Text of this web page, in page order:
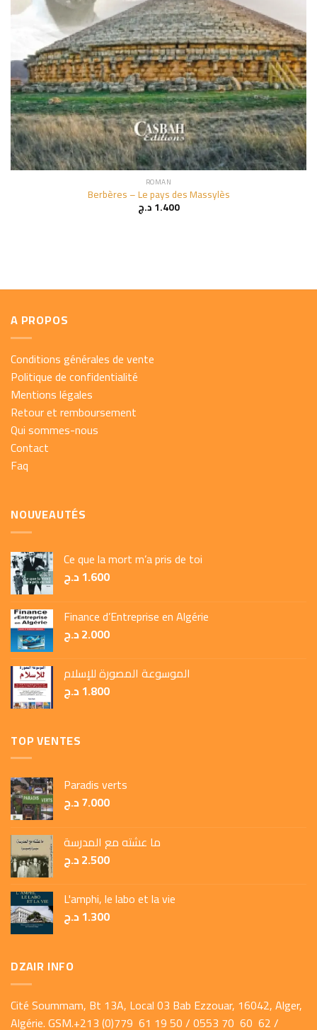
ROMAN
Berbères – Le pays des Massylès
1.400د.ج
A PROPOS
Conditions générales de vente
Politique de confidentialité
Mentions légales
Retour et remboursement
Qui sommes-nous
Contact
Faq
NOUVEAUTÉS
Ce que la mort m’a pris de toi
1.600د.ج
Finance d’Entreprise en Algérie
2.000د.ج
الموسوعة المصورة للإسلام
1.800د.ج
TOP VENTES
Paradis verts
7.000د.ج
ما عشته مع المدرسة
2.500د.ج
L'amphi, le labo et la vie
1.300د.ج
DZAIR INFO
Cité Soummam, Bt 13A, Local 03 Bab Ezzouar, 16042, Alger,
Algérie. GSM.+213 (0)779 61 19 50 / 0553 70 60 62 /